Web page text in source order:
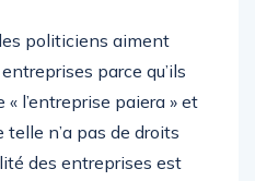
politiciens aiment
parce qu’ils
l’entreprise paiera » et
telle n’a pas de droits
des entreprises est